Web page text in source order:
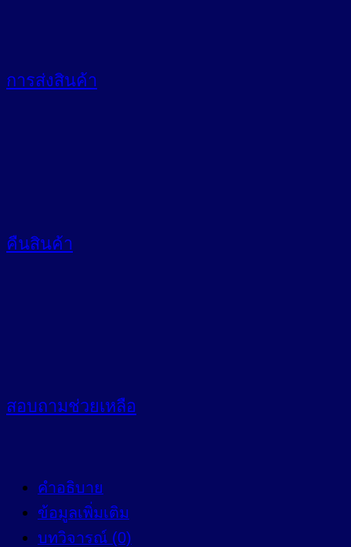
การส่งสินค้า
คืนสินค้า
สอบถามช่วยเหลือ
คำอธิบาย
ข้อมูลเพิ่มเติม
บทวิจารณ์ (0)